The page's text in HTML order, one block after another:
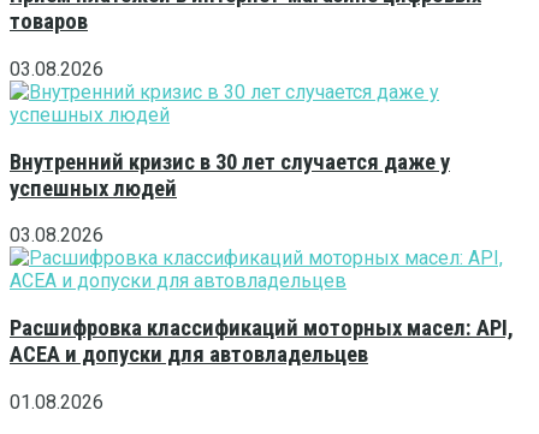
товаров
03.08.2026
Внутренний кризис в 30 лет случается даже у
успешных людей
03.08.2026
Расшифровка классификаций моторных масел: API,
ACEA и допуски для автовладельцев
01.08.2026